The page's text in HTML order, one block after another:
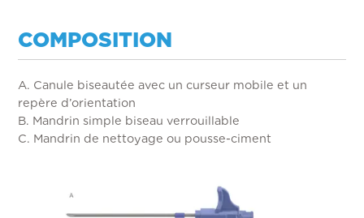
COMPOSITION
A. Canule biseautée avec un curseur mobile et un
repère d’orientation
B. Mandrin simple biseau verrouillable
C. Mandrin de nettoyage ou pousse-ciment